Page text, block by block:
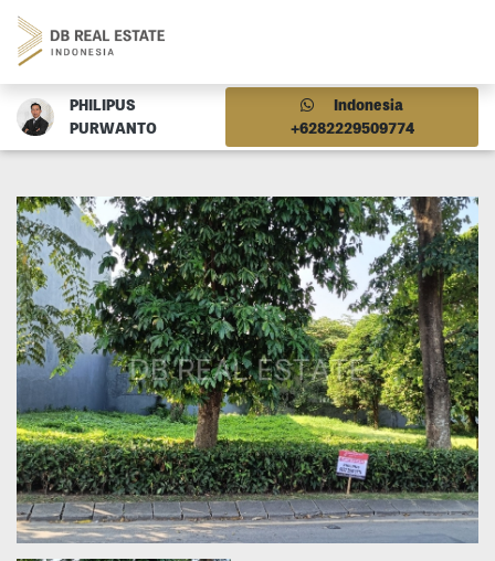
PHILIPUS
PURWANTO
Indonesia
+6282229509774